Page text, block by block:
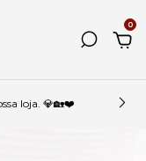
0
loja. 💎🏡❤️